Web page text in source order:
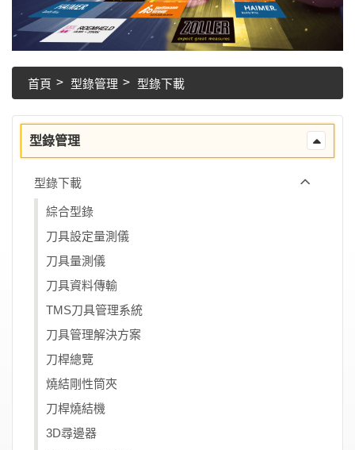
首頁 型錄管理 型錄下載
型錄管理
型錄下載
綜合型錄
刀具設定量測儀
刀具量測儀
刀具資料傳輸
TMS刀具管理系統
刀具管理解決方案
刀桿總覽
燒結剛性筒夾
刀桿燒結機
3D尋邊器